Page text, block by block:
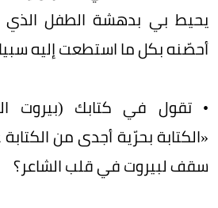
يحيط بي بدهشة الطفل الذي
أحصّنه بكل ما استطعت إليه
• تقول في كتابك (بيروت
«الكتابة بحرّية أجدى من
سقف لبيروت في قلب الشاعر؟